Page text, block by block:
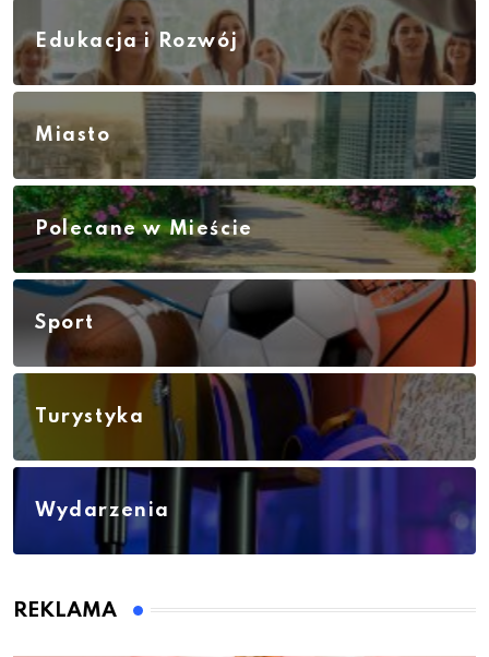
Edukacja i Rozwój
Miasto
Polecane w Mieście
Sport
Turystyka
Wydarzenia
REKLAMA